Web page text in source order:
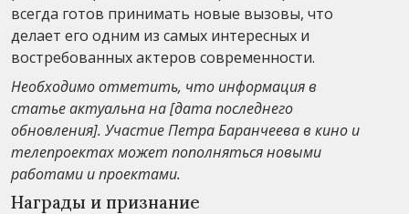
всегда готов принимать новые вызовы, что
делает его одним из самых интересных и
востребованных актеров современности.
Необходимо отметить, что информация в
статье актуальна на [дата последнего
обновления]. Участие Петра Баранчеева в кино и
телепроектах может пополняться новыми
работами и проектами.
Награды и признание